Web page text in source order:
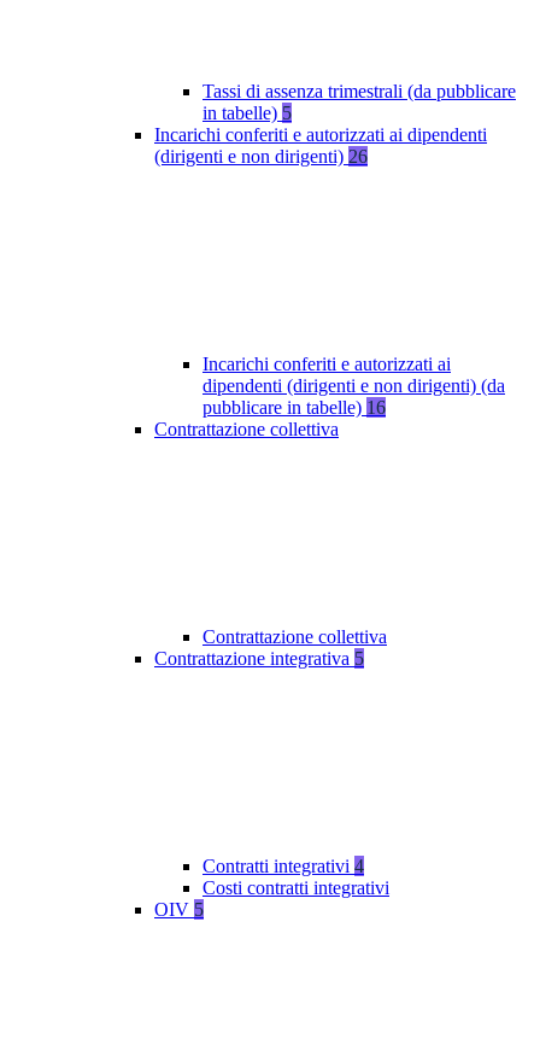
Tassi di assenza trimestrali (da pubblicare
in tabelle) 5
Incarichi conferiti e autorizzati ai dipendenti
(dirigenti e non dirigenti) 26
Incarichi conferiti e autorizzati ai
dipendenti (dirigenti e non dirigenti) (da
pubblicare in tabelle) 16
Contrattazione collettiva
Contrattazione collettiva
Contrattazione integrativa 5
Contratti integrativi 4
Costi contratti integrativi
OIV 5